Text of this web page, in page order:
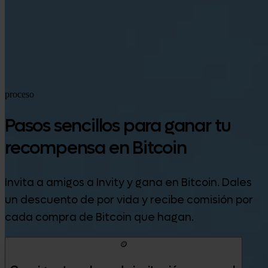
proceso
Pasos sencillos para ganar tu
recompensa en Bitcoin
Invita a amigos a Invity y gana en Bitcoin. Dales
un descuento de por vida y recibe comisión por
cada compra de Bitcoin que hagan.
🪙